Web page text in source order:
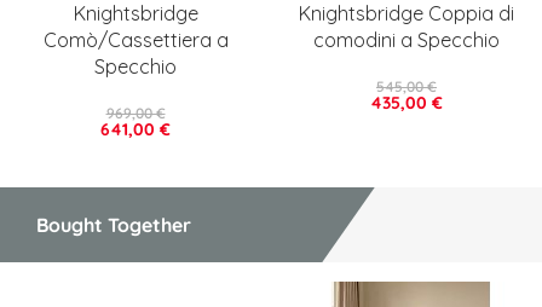
Knightsbridge
Comò/Cassettiera a
Specchio
641,00 €
969,00 €
Knightsbridge Coppia di
comodini a Specchio
435,00 €
545,00 €
Bought Together